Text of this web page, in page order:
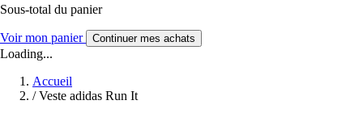
Sous-total du panier
Voir mon panier Continuer mes achats
Loading...
Accueil
/ Veste adidas Run It